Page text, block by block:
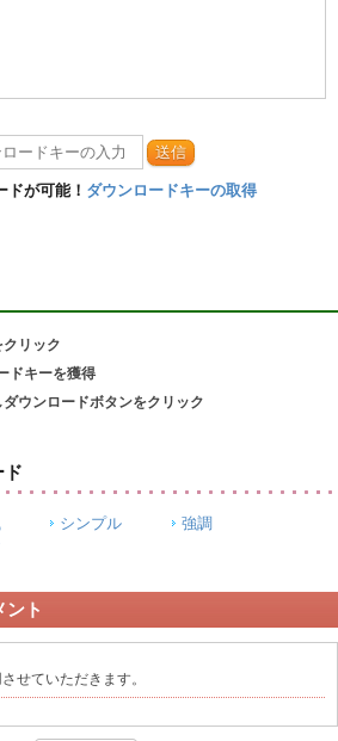
送信
ドが可能！ ダウンロードキーの取得
リック
ドキーを獲得
ウンロードボタンをクリック
ド
シンプル
強調
ト
せていただきます。